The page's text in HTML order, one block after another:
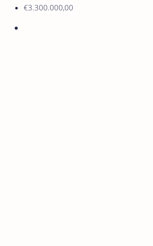
€3.300.000,00